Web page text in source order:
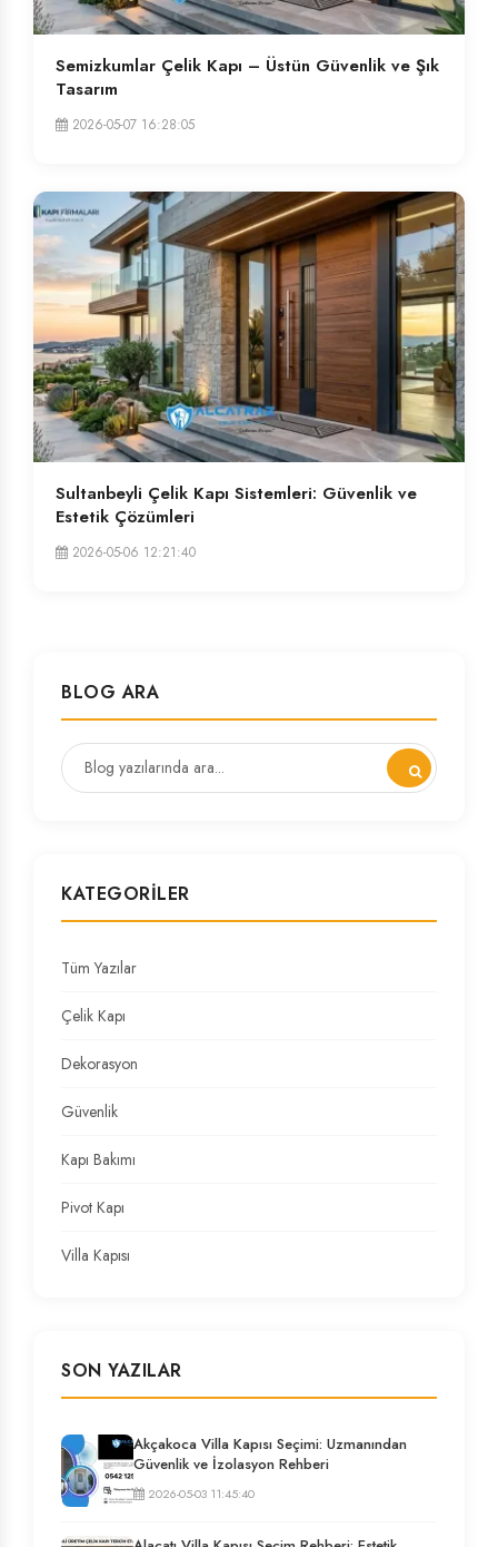
Semizkumlar Çelik Kapı – Üstün Güvenlik ve Şık
Tasarım
2026-05-07 16:28:05
Sultanbeyli Çelik Kapı Sistemleri: Güvenlik ve
Estetik Çözümleri
2026-05-06 12:21:40
BLOG ARA
KATEGORILER
Tüm Yazılar
Çelik Kapı
Dekorasyon
Güvenlik
Kapı Bakımı
Pivot Kapı
Villa Kapısı
SON YAZILAR
Akçakoca Villa Kapısı Seçimi: Uzmanından
Güvenlik ve İzolasyon Rehberi
2026-05-03 11:45:40